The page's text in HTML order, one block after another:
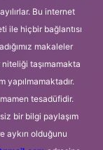
Bu internet
ile hiçbir bağlantısı
makaleler
taşımamakta
yapılmamaktadır.
tesadüfidir.
bir bilgi paylaşım
aykırı olduğunu